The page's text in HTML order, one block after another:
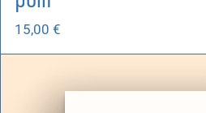
15,00 €